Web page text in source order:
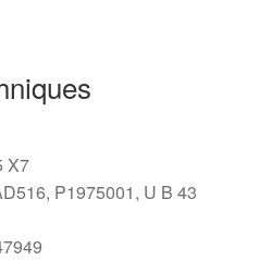
X7
P1975001, U B 43